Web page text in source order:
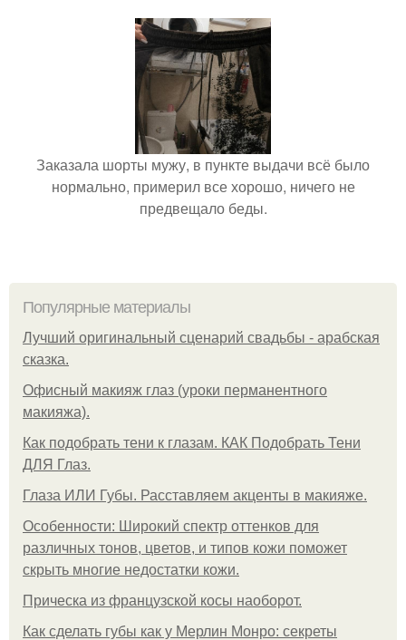
Заказала шорты мужу, в пункте выдачи всё было
нормально, примерил все хорошо, ничего не
предвещало беды.
Популярные материалы
Лучший оригинальный сценарий свадьбы - арабская
сказка.
Офисный макияж глаз (уроки перманентного
макияжа).
Как подобрать тени к глазам. КАК Подобрать Тени
ДЛЯ Глаз.
Глаза ИЛИ Губы. Расставляем акценты в макияже.
Особенности: Широкий спектр оттенков для
различных тонов, цветов, и типов кожи поможет
скрыть многие недостатки кожи.
Прическа из французской косы наоборот.
Как сделать губы как у Мерлин Монро: секреты